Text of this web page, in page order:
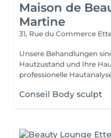
Maison de
Martine
31, Rue du Commerce
Unsere Behandlungen
Hautzustand und Ihre
professionelle
Conseil Body sculpt